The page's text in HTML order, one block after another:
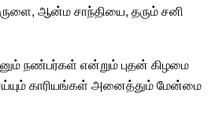
ஆன்ம சாந்தியை, தரும் சனி
நண்பர்கள் என்றும்புதன் கிழமை
காரியங்கள் அனைத்தும் மேன்மை